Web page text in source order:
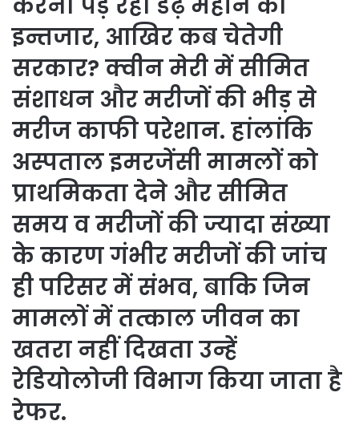
इन्तजार, आखिर कब चेतेगी
सरकार? क्वीन मेरी में सीमित
संशाधन और मरीजों की भीड़ से
मरीज काफी परेशान. हांलांकि
अस्पताल इमरजेंसी मामलों को
प्राथमिकता देने और सीमित
समय व मरीजों की ज्यादा संख्या
के कारण गंभीर मरीजों की जांच
ही परिसर में संभव, बाकि जिन
मामलों में तत्काल जीवन का
खतरा नहीं दिखता उन्हें
रेडियोलोजी विभाग किया जाता है
रेफर.